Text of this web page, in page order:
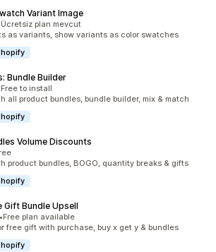
Variant Image
Ücretsiz plan mevcut
as variants, show variants as color swatches
Bundle Builder
Free to install
all product bundles, bundle builder, mix & match
Volume Discounts
product bundles, BOGO, quantity breaks & gifts
Gift Bundle Upsell
•Free plan available
free gift with purchase, buy x get y & bundles